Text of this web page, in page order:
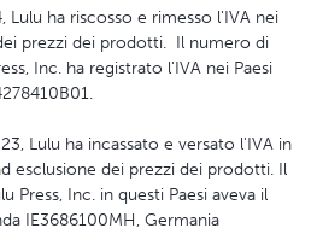
Lulu ha riscosso e rimesso l'IVA nei
prezzi dei prodotti. Il numero di
Inc. ha registrato l'IVA nei Paesi
Lulu ha incassato e versato l'IVA in
esclusione dei prezzi dei prodotti. Il
Press, Inc. in questi Paesi aveva il
IE3686100MH, Germania